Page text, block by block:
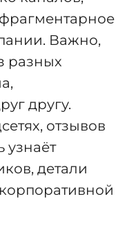
Важно,
разных
другу.
отзывов
узнаёт
детали